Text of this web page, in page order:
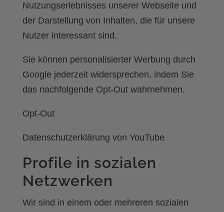
Nutzungserlebnisses unserer Webseite und
der Darstellung von Inhalten, die für unsere
Nutzer interessant sind.
Sie können personalisierter Werbung durch
Google jederzeit widersprechen, indem Sie
das nachfolgende Opt-Out wahrnehmen.
Opt-Out
Datenschutzerklärung von YouTube
Profile in sozialen
Netzwerken
Wir sind in einem oder mehreren sozialen